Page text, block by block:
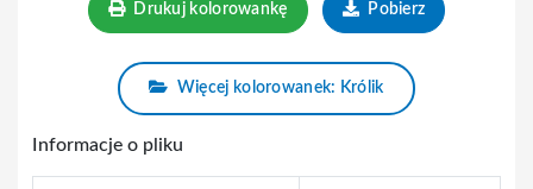
Drukuj kolorowankę Pobierz
Więcej kolorowanek: Królik
Informacje o pliku